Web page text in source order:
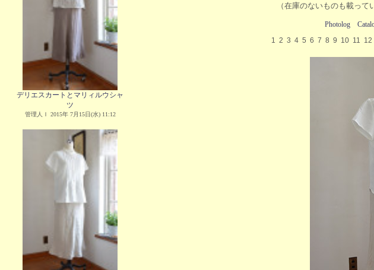
デリエスカートとマリィルウシャ
ツ
管理人Ｉ 2015年 7月15日(水) 11:12
（在庫のないものも載って
Photolog
1 2 3 4 5 6 7 8 9 10 11 12